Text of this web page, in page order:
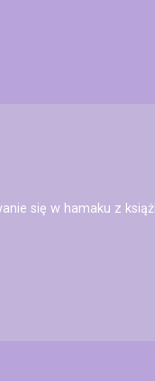
się w hamaku z